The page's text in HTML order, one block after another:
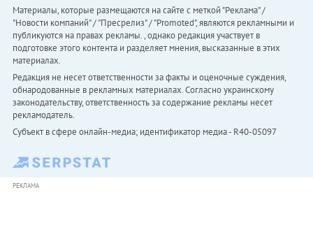
Материалы, которые размещаются на сайте с меткой "Реклама" /
"Новости компаний" / "Пресрелиз" / "Promoted", являются рекламными и
публикуются на правах рекламы. , однако редакция участвует в
подготовке этого контента и разделяет мнения, высказанные в этих
материалах.
Редакция не несет ответственности за факты и оценочные суждения,
обнародованные в рекламных материалах. Согласно украинскому
законодательству, ответственность за содержание рекламы несет
рекламодатель.
Субъект в сфере онлайн-медиа; идентификатор медиа - R40-05097
РЕКЛАМА